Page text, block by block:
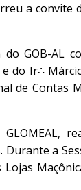
a convite
GOB-AL
do Ir∴
de Contas
a